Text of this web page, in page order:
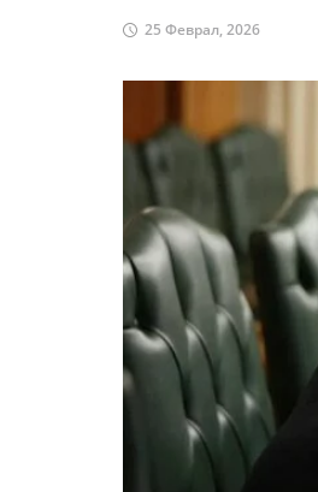
25 Феврал, 2026